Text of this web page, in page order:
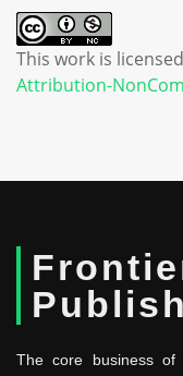
This work is
Attribution-
The core business of